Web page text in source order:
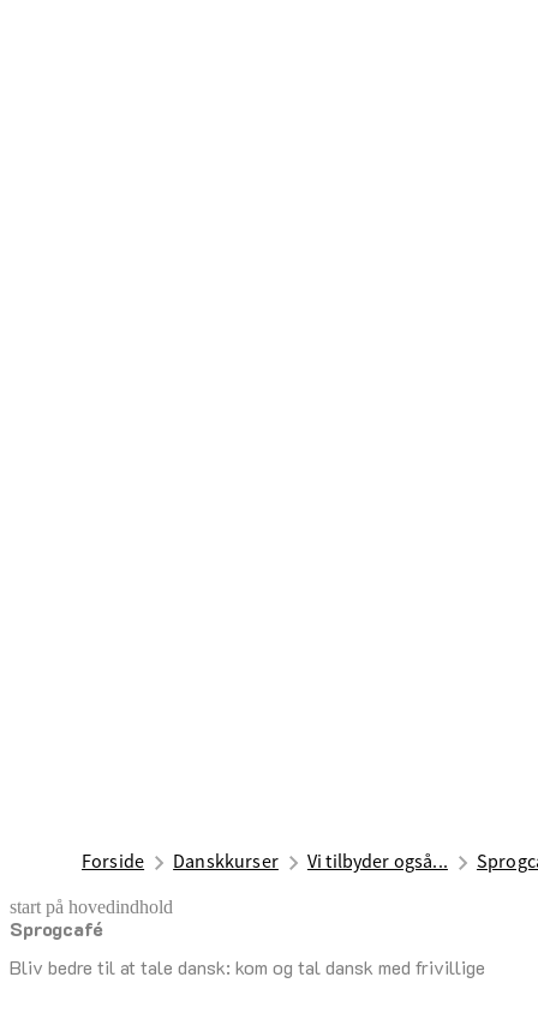
Forside Danskkurser Vi tilbyder også...
start på hovedindhold
Sprogcafé
Bliv bedre til at tale dansk: kom og tal dansk med frivillige
senest opdateret 23. februar 2026